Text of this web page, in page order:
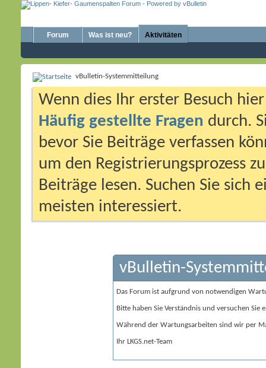
Forum Was ist neu? Aktivitäten
vBulletin-Systemmitteilung
Wenn dies Ihr erster Besuch
Häufig gestellte Fragen durch.
bevor Sie Beiträge verfassen
um den Registrierungsprozess
Beiträge lesen. Suchen Sie sich
meisten interessiert.
vBulletin-
Das Forum ist aufgrund von notwendigen
Bitte haben Sie Verständnis und versuchen Sie
Während der Wartungsarbeiten sind wir per
Ihr LKGS.net-Team